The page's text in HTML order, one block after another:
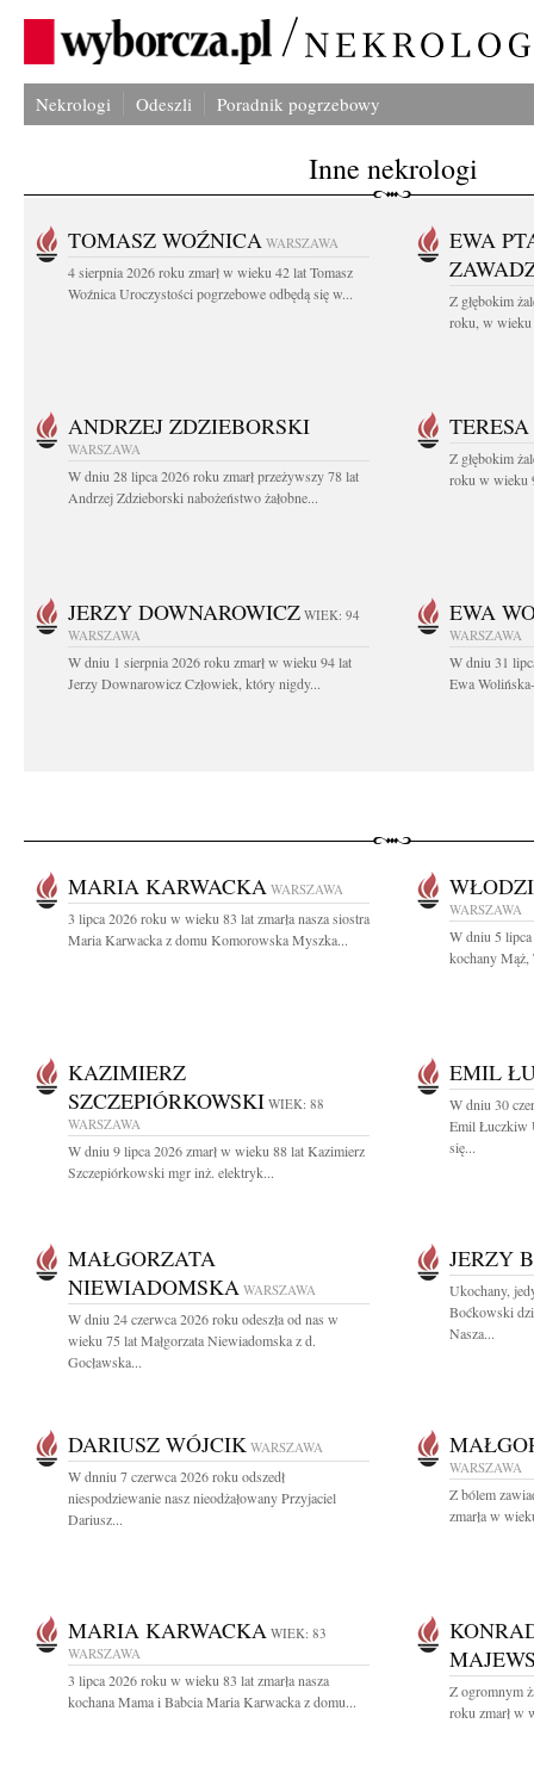
Nekrologi Odeszli Poradnik pogrzebowy
Inne nekrologi
TOMASZ WOŹNICA WARSZAWA
4 sierpnia 2026 roku zmarł w wieku 42 lat Tomasz
Woźnica Uroczystości pogrzebowe odbędą się w...
EWA
Z głębokim
roku, w wieku
ANDRZEJ ZDZIEBORSKI
WARSZAWA
W dniu 28 lipca 2026 roku zmarł przeżywszy 78 lat
Andrzej Zdzieborski nabożeństwo żałobne...
Z głębokim
roku w wieku
JERZY DOWNAROWICZ WIEK: 94
WARSZAWA
W dniu 1 sierpnia 2026 roku zmarł w wieku 94 lat
Jerzy Downarowicz Człowiek, który nigdy...
EWA
WARSZAWA
W dniu 31
Ewa
MARIA KARWACKA WARSZAWA
3 lipca 2026 roku w wieku 83 lat zmarła nasza siostra
Maria Karwacka z domu Komorowska Myszka...
WARSZAWA
W dniu 5
kochany Mąż,
KAZIMIERZ
SZCZEPIÓRKOWSKI WIEK: 88
WARSZAWA
W dniu 9 lipca 2026 zmarł w wieku 88 lat Kazimierz
Szczepiórkowski mgr inż. elektryk...
EMIL
W dniu 30
Emil Łuczkiw
się...
MAŁGORZATA
NIEWIADOMSKA WARSZAWA
W dniu 24 czerwca 2026 roku odeszła od nas w
wieku 75 lat Małgorzata Niewiadomska z d.
Gocławska...
JERZY
Ukochany,
Boćkowski
Nasza...
DARIUSZ WÓJCIK WARSZAWA
W dnniu 7 czerwca 2026 roku odszedł
niespodziewanie nasz nieodżałowany Przyjaciel
Dariusz...
WARSZAWA
Z bólem
zmarła w
MARIA KARWACKA WIEK: 83
WARSZAWA
3 lipca 2026 roku w wieku 83 lat zmarła nasza
kochana Mama i Babcia Maria Karwacka z domu...
Z ogromnym
roku zmarł w